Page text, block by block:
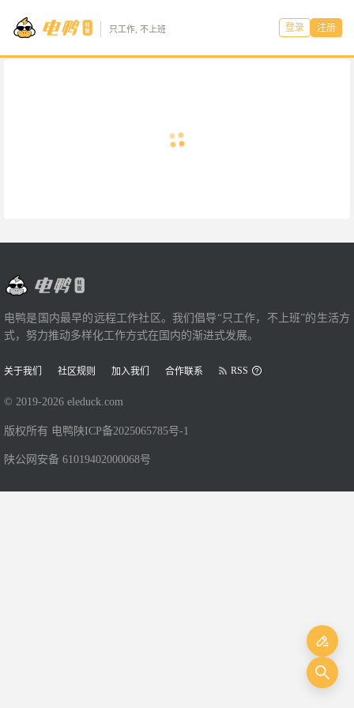
只工作, 不上班 登录 注册
电鸭是国内最早的远程工作社区。我们倡导“只工作，不上班”的生活方
式，努力推动多样化工作方式在国内的渐进式发展。
关于我们 社区规则 加入我们 合作联系 RSS
© 2019-2026 eleduck.com
版权所有 电鸭 陕ICP备2025065785号-1
陕公网安备 61019402000068号